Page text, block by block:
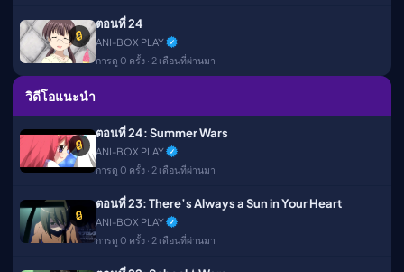
🔒
ตอนที่ 24
ANI-BOX PLAY
การดู 0 ครั้ง · 2 เดือนที่ผ่านมา
วิดีโอแนะนำ
🔒
ตอนที่ 24: Summer Wars
ANI-BOX PLAY
การดู 0 ครั้ง · 2 เดือนที่ผ่านมา
🔒
ตอนที่ 23: There’s Always a Sun in Your Heart
ANI-BOX PLAY
การดู 0 ครั้ง · 2 เดือนที่ผ่านมา